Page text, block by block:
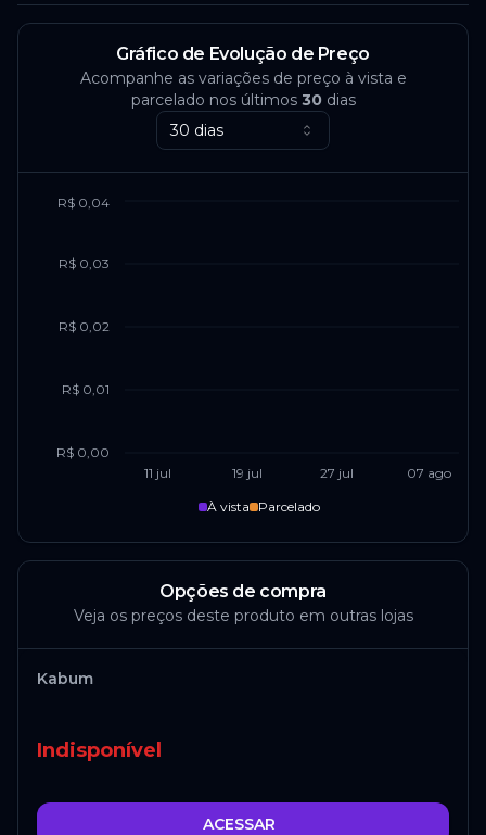
Gráfico de Evolução de Preço
Acompanhe as variações de preço à vista e
parcelado nos últimos 30dias
30 dias
11 jul 19 jul 27 jul 07 ago
R$ 0,00
R$ 0,01
R$ 0,02
R$ 0,03
R$ 0,04
À vista Parcelado
Opções de compra
Veja os preços deste produto em outras lojas
Kabum
Indisponível
ACESSAR